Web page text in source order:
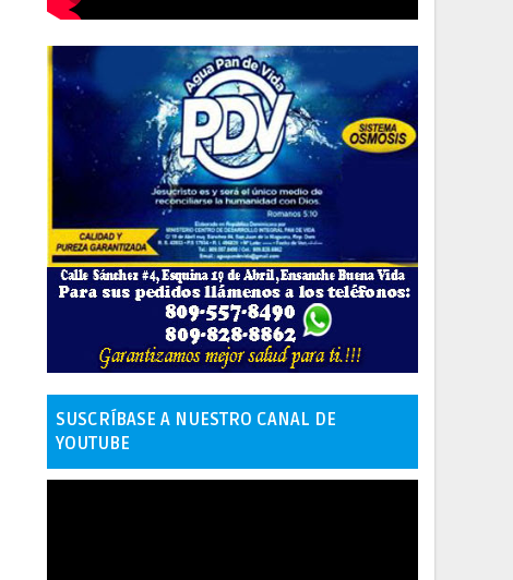
SUSCRÍBASE A NUESTRO CANAL DE
YOUTUBE